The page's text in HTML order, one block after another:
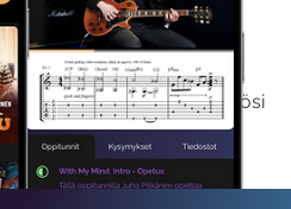
Ilmaiseksi
koko sisältömme käyttöösi
ajaksi.